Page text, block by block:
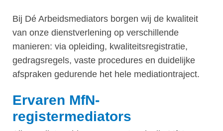
Bij Dé Arbeidsmediators borgen wij de kwaliteit
van onze dienstverlening op verschillende
manieren: via opleiding, kwaliteitsregistratie,
gedragsregels, vaste procedures en duidelijke
afspraken gedurende het hele mediationtraject.
Ervaren MfN-
registermediators